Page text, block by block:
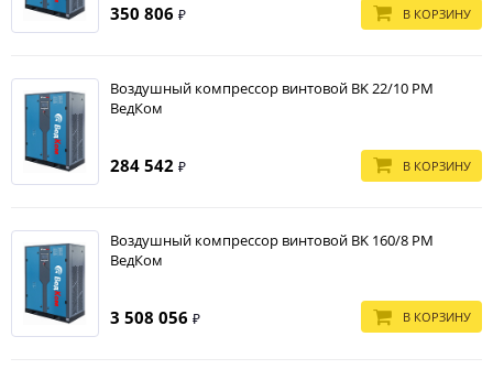
350 806 ₽ В КОРЗИНУ
Воздушный компрессор винтовой BK 22/10 PM
ВедКом
284 542 ₽ В КОРЗИНУ
Воздушный компрессор винтовой BK 160/8 PM
ВедКом
3 508 056 ₽ В КОРЗИНУ